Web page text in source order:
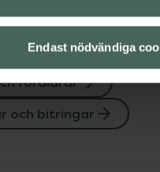
Endast nödvändiga
flera produkter
och matning
föräldrar
och bitringar